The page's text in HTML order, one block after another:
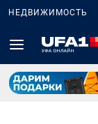
НЕДВИЖИМОСТЬ